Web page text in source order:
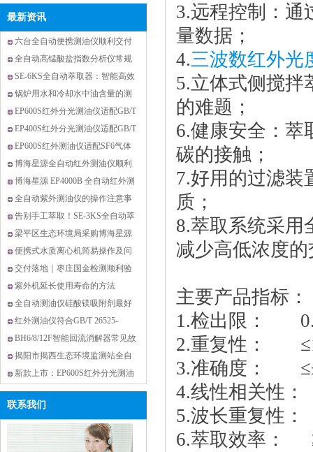
最新资讯
六台全自动便携测油仪顺利交付
云南省应急救灾物资储备库滇西
库并完成验收
全自动高锰酸盐指数分析仪常规
操作误区解决方案及设备优势
SE-6KS全自动萃取器：智能高效
的实验室萃取设备
锅炉用水和冷却水中油含量的测
定
EP600S红外分光测油仪适配GB/T
17923-2017海洋含油污水检测技
术应用
EP400S红外分光测油仪适配GB/T
13277.2-2015压缩空气悬浮油检测
应用说明
EP600S红外测油仪适配SF6气体
矿物油检测 贴合最新国标要求
博海星源全自动红外测油仪顺利
完成兰州石化项目安装验收
博海星源 EP4000B 全自动红外测
油仪顺利通过中海油天津化工研
究设计院验收
全自动紫外测油仪的操作注意事
项
告别手工萃取！SE-3KS全自动萃
取仪，高效安全搞定实验室萃取
难题
梁平区生态环境局采购博海星源
测油仪顺利完成验收，专业品质
护航生态监测
便携式水质离心机简易操作及问
题解决方法
交付落地｜枣庄国金检测顺利验
收博海星源UV4000B全自动紫外
测油仪
紫外机延长使用寿命的方法
全自动测油仪硅酸镁吸附剂最好
使用厂家适配的！
红外测油仪符合GB/T 26525-
2022《精制氯化钴》
BH6/8/12F智能回流消解器常见故
障简易处理
揭阳市揭西生态环境监测站全自
动便携式紫外荧光测油仪安装验
收圆满完成
新款上市：EP600S红外分光测油
仪 配套新国标
联系我们
3.远程控制：通
量数据；
4.三波数红外光
5.立体式侧搅拌
的难题；
6.健康安全：萃
碳的接触；
7.好用的过滤装
质；
8.萃取系统采用
减少高低浓度
主要产品指标：
1.检出限：
2.重复性：
3.准确度：
4.线性相关性
5.波长重复性
6.萃取效率：